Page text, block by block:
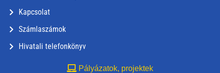
Kapcsolat
Számlaszámok
Hivatali telefonkönyv
Pályázatok, projektek